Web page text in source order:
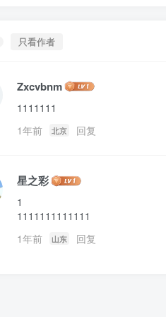
只看作者
Zxcvbnm
1111111
1年前
北京 回复
星之彩
1
1111111111111
1年前
山东 回复